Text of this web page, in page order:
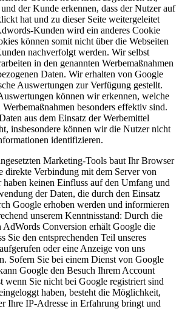
der Kunde erkennen, dass der Nutzer auf
hat und zu dieser Seite weitergeleitet
Kunden wird ein anderes Cookie
können somit nicht über die Webseiten
nachverfolgt werden. Wir selbst
in den genannten Werbemaßnahmen
Daten. Wir erhalten von Google
Auswertungen zur Verfügung gestellt.
können wir erkennen, welche
Werbemaßnahmen besonders effektiv sind.
aus dem Einsatz der Werbemittel
insbesondere können wir die Nutzer nicht
identifizieren.
Marketing-Tools baut Ihr Browser
direkte Verbindung mit dem Server von
keinen Einfluss auf den Umfang und
der Daten, die durch den Einsatz
Google erhoben werden und informieren
unserem Kenntnisstand: Durch die
Conversion erhält Google die
Sie den entsprechenden Teil unseres
oder eine Anzeige von uns
Sofern Sie bei einem Dienst von Google
Google den Besuch Ihrem Account
wenn Sie nicht bei Google registriert sind
haben, besteht die Möglichkeit,
Ihre IP-Adresse in Erfahrung bringt und